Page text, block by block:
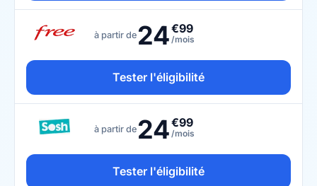
à partir de 24€99
/mois
Tester l'éligibilité
à partir de 24€99
/mois
Tester l'éligibilité